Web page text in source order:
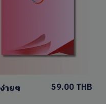
ายๆ 59.00 THB